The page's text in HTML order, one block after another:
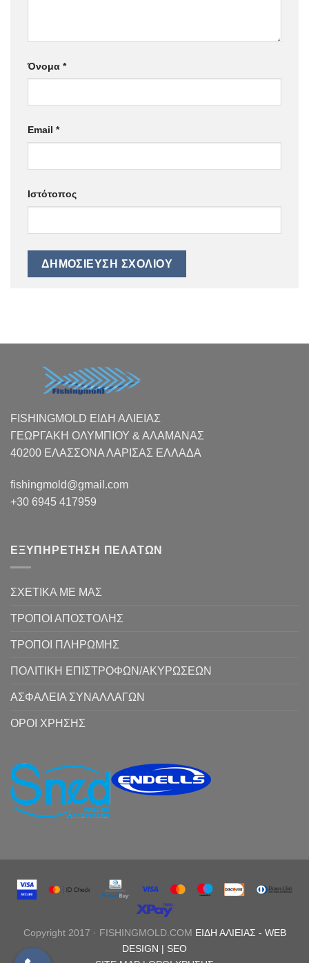
Όνομα *
Email *
Ιστότοπος
FISHINGMOLD ΕΙΔΗ ΑΛΙΕΙΑΣ
ΓΕΩΡΓΑΚΗ ΟΛΥΜΠΙΟΥ & ΑΛΑΜΑΝΑΣ
40200 ΕΛΑΣΣΟΝΑ ΛΑΡΙΣΑΣ EΛΛΑΔΑ
fishingmold@gmail.com
+30 6945 417959
ΕΞΥΠΗΡΕΤΗΣΗ ΠΕΛΑΤΩΝ
ΣΧΕΤΙΚΑ ΜΕ ΜΑΣ
ΤΡΟΠΟΙ ΑΠΟΣΤΟΛΗΣ
ΤΡΟΠΟΙ ΠΛΗΡΩΜΗΣ
ΠΟΛΙΤΙΚΗ ΕΠΙΣΤΡΟΦΩΝ/ΑΚΥΡΩΣΕΩΝ
ΑΣΦΑΛΕΙΑ ΣΥΝΑΛΛΑΓΩΝ
ΟΡΟΙ ΧΡΗΣΗΣ
Copyright 2017 · FISHINGMOLD.COM ΕΙΔΗ ΑΛΙΕΙΑΣ - WEB
DESIGN | SEO